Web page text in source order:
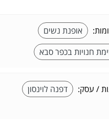
אופנת נשים
חנויות בכפר סבא
/ עסק:
דפנה לוינסון